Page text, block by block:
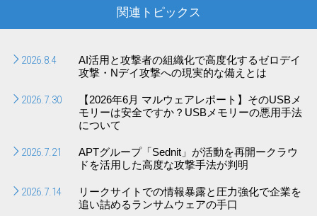
関連トピックス
2026.8.4
AI活用と攻撃者の組織化で高度化するゼロデイ
攻撃・Nデイ攻撃への現実的な備えとは
2026.7.30
【2026年6月 マルウェアレポート】そのUSBメ
モリーは安全ですか？USBメモリーの悪用手法
について
2026.7.21
APTグループ「Sednit」が活動を再開ークラウ
ドを活用した高度な攻撃手法が判明
2026.7.14
リークサイトでの情報暴露と圧力強化で企業を
追い詰めるランサムウェアの手口